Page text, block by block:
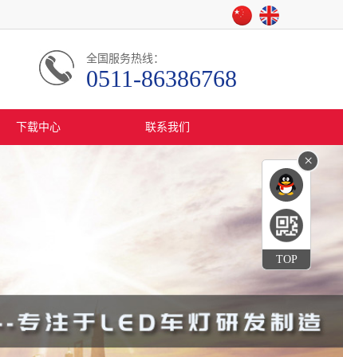
全国服务热线：
0511-86386768
下载中心 联系我们
TOP
×